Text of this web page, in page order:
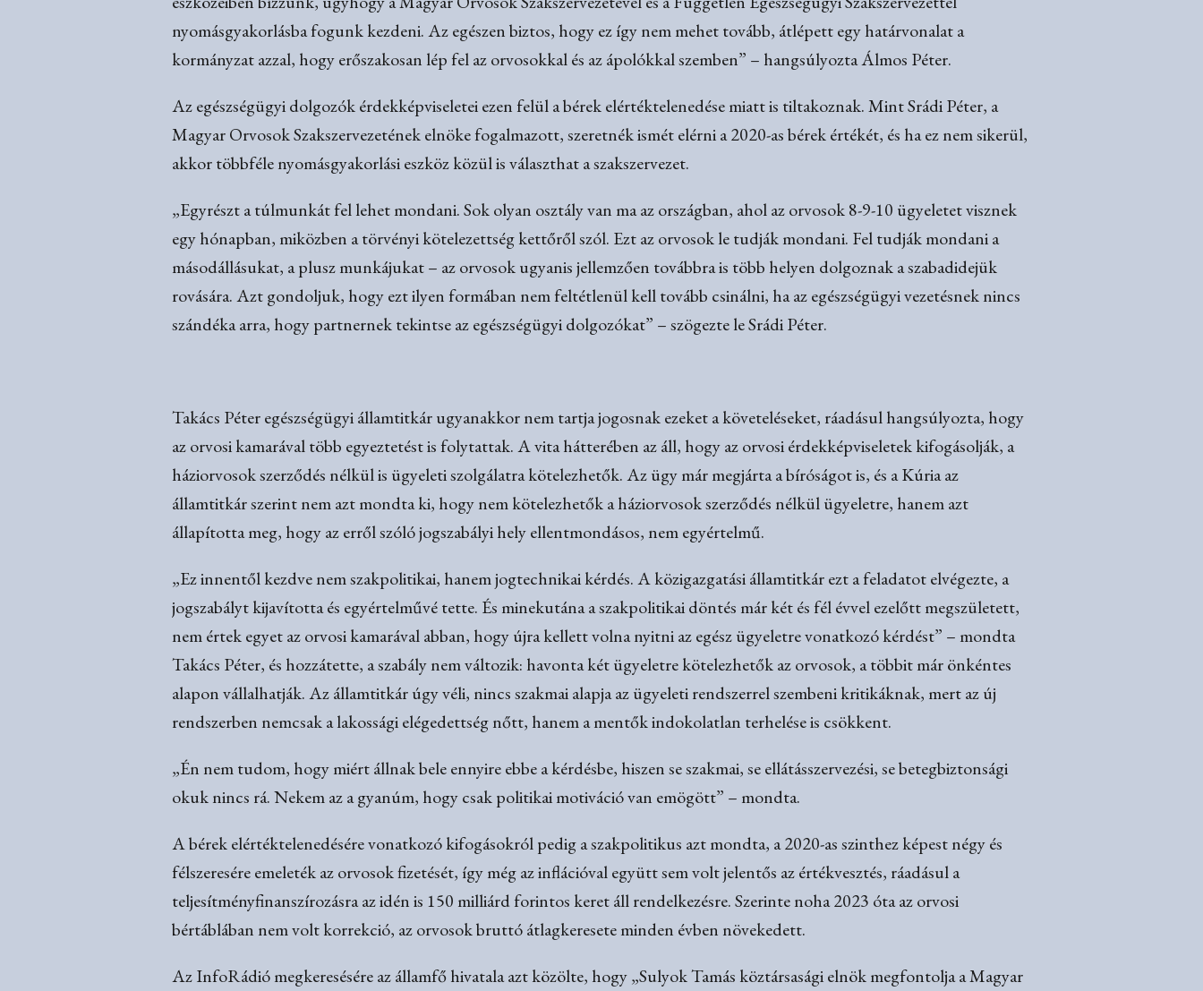
nyomásgyakorlásba fogunk kezdeni. Az egészen biztos, hogy ez így nem mehet tovább, átlépett egy határvonalat a
kormányzat azzal, hogy erőszakosan lép fel az orvosokkal és az ápolókkal szemben” – hangsúlyozta Álmos Péter.
Az egészségügyi dolgozók érdekképviseletei ezen felül a bérek elértéktelenedése miatt is tiltakoznak. Mint Srádi Péter, a
Magyar Orvosok Szakszervezetének elnöke fogalmazott, szeretnék ismét elérni a 2020-as bérek értékét, és ha ez nem sikerül,
akkor többféle nyomásgyakorlási eszköz közül is választhat a szakszervezet.
„Egyrészt a túlmunkát fel lehet mondani. Sok olyan osztály van ma az országban, ahol az orvosok 8-9-10 ügyeletet visznek
egy hónapban, miközben a törvényi kötelezettség kettőről szól. Ezt az orvosok le tudják mondani. Fel tudják mondani a
másodállásukat, a plusz munkájukat – az orvosok ugyanis jellemzően továbbra is több helyen dolgoznak a szabadidejük
rovására. Azt gondoljuk, hogy ezt ilyen formában nem feltétlenül kell tovább csinálni, ha az egészségügyi vezetésnek nincs
szándéka arra, hogy partnernek tekintse az egészségügyi dolgozókat” – szögezte le Srádi Péter.
Takács Péter egészségügyi államtitkár ugyanakkor nem tartja jogosnak ezeket a követeléseket, ráadásul hangsúlyozta, hogy
az orvosi kamarával több egyeztetést is folytattak. A vita hátterében az áll, hogy az orvosi érdekképviseletek kifogásolják, a
háziorvosok szerződés nélkül is ügyeleti szolgálatra kötelezhetők. Az ügy már megjárta a bíróságot is, és a Kúria az
államtitkár szerint nem azt mondta ki, hogy nem kötelezhetők a háziorvosok szerződés nélkül ügyeletre, hanem azt
állapította meg, hogy az erről szóló jogszabályi hely ellentmondásos, nem egyértelmű.
„Ez innentől kezdve nem szakpolitikai, hanem jogtechnikai kérdés. A közigazgatási államtitkár ezt a feladatot elvégezte, a
jogszabályt kijavította és egyértelművé tette. És minekutána a szakpolitikai döntés már két és fél évvel ezelőtt megszületett,
nem értek egyet az orvosi kamarával abban, hogy újra kellett volna nyitni az egész ügyeletre vonatkozó kérdést” – mondta
Takács Péter, és hozzátette, a szabály nem változik: havonta két ügyeletre kötelezhetők az orvosok, a többit már önkéntes
alapon vállalhatják. Az államtitkár úgy véli, nincs szakmai alapja az ügyeleti rendszerrel szembeni kritikáknak, mert az új
rendszerben nemcsak a lakossági elégedettség nőtt, hanem a mentők indokolatlan terhelése is csökkent.
„Én nem tudom, hogy miért állnak bele ennyire ebbe a kérdésbe, hiszen se szakmai, se ellátásszervezési, se betegbiztonsági
okuk nincs rá. Nekem az a gyanúm, hogy csak politikai motiváció van emögött” – mondta.
A bérek elértéktelenedésére vonatkozó kifogásokról pedig a szakpolitikus azt mondta, a 2020-as szinthez képest négy és
félszeresére emeleték az orvosok fizetését, így még az inflációval együtt sem volt jelentős az értékvesztés, ráadásul a
teljesítményfinanszírozásra az idén is 150 milliárd forintos keret áll rendelkezésre. Szerinte noha 2023 óta az orvosi
bértáblában nem volt korrekció, az orvosok bruttó átlagkeresete minden évben növekedett.
Az InfoRádió megkeresésére az államfő hivatala azt közölte, hogy „Sulyok Tamás köztársasági elnök megfontolja a Magyar